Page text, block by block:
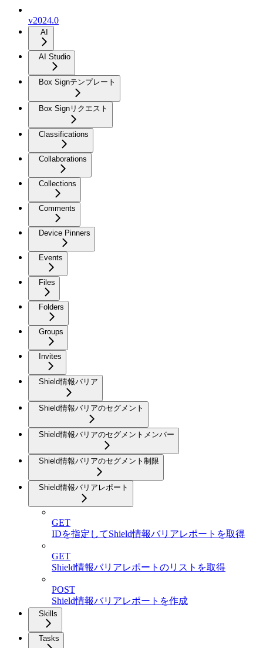
v2024.0
AI
AI Studio
Box Signテンプレート
Box Signリクエスト
Classifications
Collaborations
Collections
Comments
Device Pinners
Events
Files
Folders
Groups
Invites
Shield情報バリア
Shield情報バリアのセグメント
Shield情報バリアのセグメントメンバー
Shield情報バリアのセグメント制限
Shield情報バリアレポート
GET
IDを指定してShield情報バリアレポートを取得
GET
Shield情報バリアレポートのリストを取得
POST
Shield情報バリアレポートを作成
Skills
Tasks